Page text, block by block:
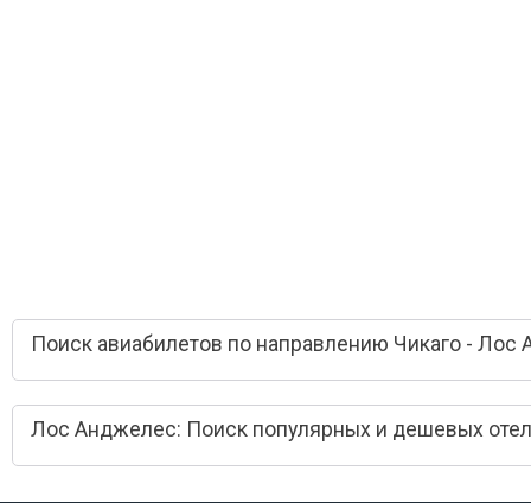
Поиск авиабилетов по направлению Чикаго - Лос
Лос Анджелес: Поиск популярных и дешевых